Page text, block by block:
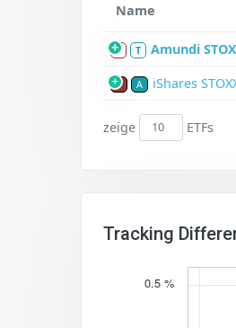
Name
S T Amundi
P A iShares
zeige ETFs
Tracking
0.5 %